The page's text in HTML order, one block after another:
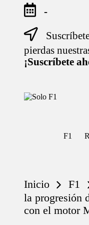
-
pierdas
¡Suscríbete
S
Para
F1
Inicio F1
la progresión
con el motor